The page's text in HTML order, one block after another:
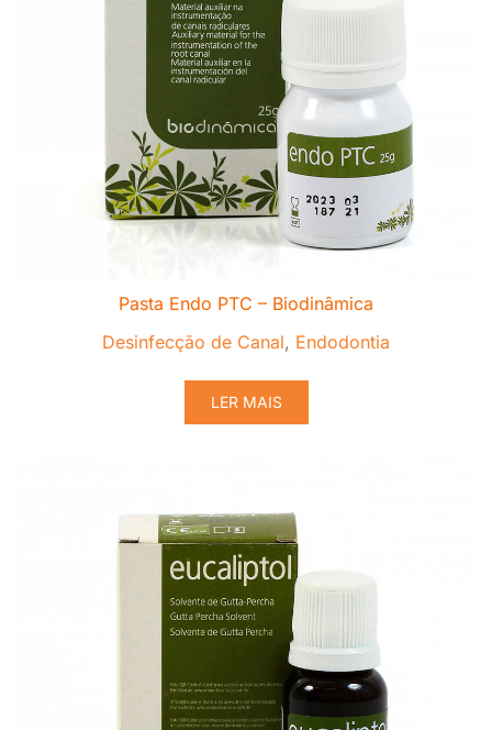
Pasta Endo PTC – Biodinâmica
Desinfecção de Canal, Endodontia
LER MAIS